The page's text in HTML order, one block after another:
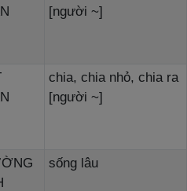
[người ~]
chia, chia nhỏ, chia ra
[người ~]
sống lâu